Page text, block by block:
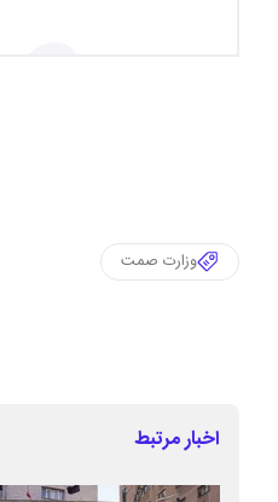
وزارت صمت
اخبار مرتبط